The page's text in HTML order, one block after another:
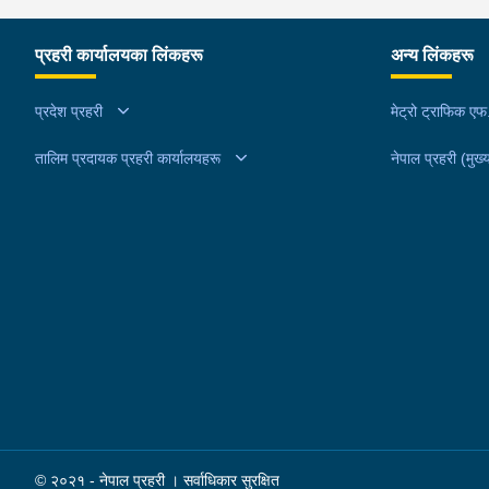
चालक अभिषेक कुमार साह र सवार राहुल कुमार मण्डलले उक्त
निजहरुलाई नियन्त्रणमा लिई थप अनुसन्धान कार्य भईरहेको
प्रहरी कार्यालयका लिंकहरू
प्रदेश प्रहरी
तालिम प्रदायक प्रहरी कार्यालयहरू
अन्य लिंकहरू
मेट्रो ट्राफिक
नेपाल प्रहरी
© २०२१ - नेपाल प्रहरी । सर्वाधिकार सुरक्षित